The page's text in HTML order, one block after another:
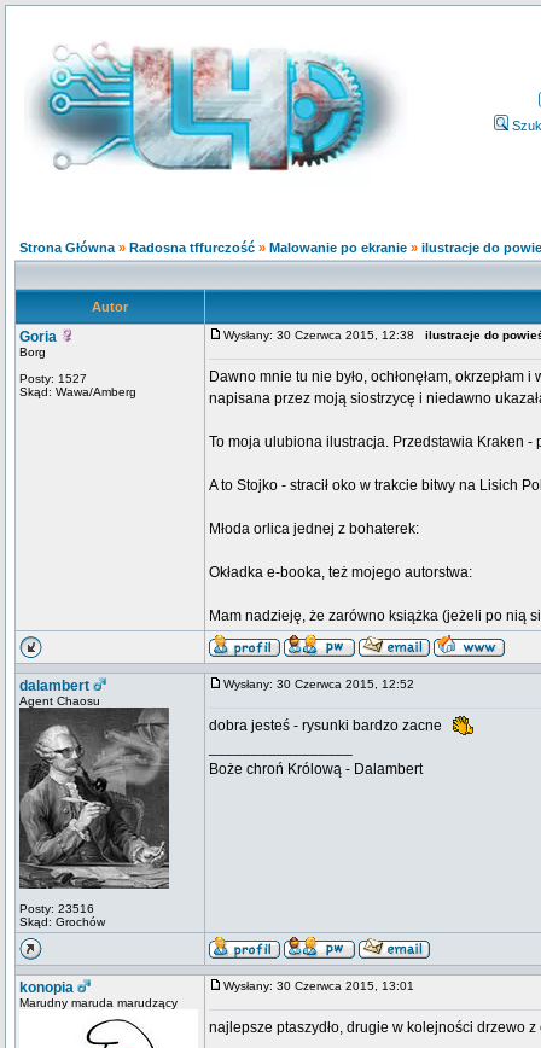
Strona Główna » Radosna tffurczość » Malowanie po ekranie » ilustracje do
Autor
Goria
Borg
Posty: 1527
Skąd: Wawa/Amberg
Wysłany: 30 Czerwca 2015, 12:38 ilustracje do
Dawno mnie tu nie było, ochłonęłam,
napisana przez moją siostrzycę i niedawno
To moja ulubiona ilustracja. Przedstawia Kraken -
A to Stojko - stracił oko w trakcie bitwy na Lisich
Młoda orlica jednej z bohaterek:
Okładka e-booka, też mojego autorstwa:
Mam nadzieję, że zarówno książka (jeżeli po nią
dalambert
Agent Chaosu
Posty: 23516
Skąd: Grochów
Wysłany: 30 Czerwca 2015, 12:52
dobra jesteś - rysunki bardzo zacne
Boże chroń Królową - Dalambert
konopia
Marudny maruda marudzący
Wysłany: 30 Czerwca 2015, 13:01
najlepsze ptaszydło, drugie w kolejności drzewo z